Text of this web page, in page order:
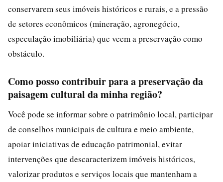
conservarem seus imóveis históricos e rurais, e a pressão
de setores econômicos (mineração, agronegócio,
especulação imobiliária) que veem a preservação como
obstáculo.
Como posso contribuir para a preservação da
paisagem cultural da minha região?
Você pode se informar sobre o patrimônio local, participar
de conselhos municipais de cultura e meio ambiente,
apoiar iniciativas de educação patrimonial, evitar
intervenções que descaracterizem imóveis históricos,
valorizar produtos e serviços locais que mantenham a